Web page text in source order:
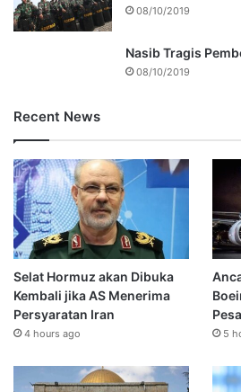
08/10/2019
Nasib Tragis
08/10/2019
Recent News
Selat Hormuz akan Dibuka
Kembali jika AS Menerima
Persyaratan Iran
4 hours ago 5